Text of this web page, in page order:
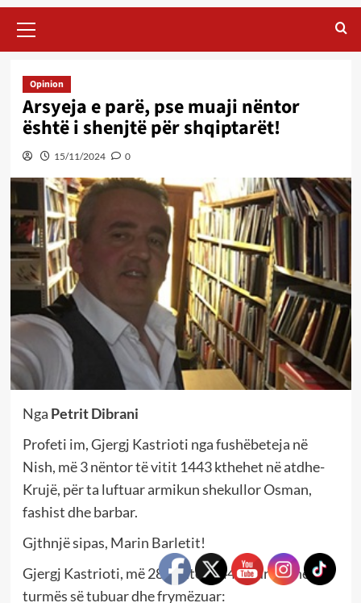
Menu
Opinion
Arsyeja e parë, pse muaji nëntor
është i shenjtë për shqiptarët!
15/11/2024 0
Nga Petrit Dibrani
Profeti im, Gjergj Kastrioti nga fushëbeteja në
Nish, më 3 nëntor të vitit 1443 kthehet në atdhe-
Krujë, për ta luftuar armikun shekullor Osman,
fashist dhe barbar.
Gjthnjë sipas, Marin Barletit!
Gjergj Kastrioti, më 28 nëntor 1443, i drejtohet
turmës së tubuar dhe frymëzuar: